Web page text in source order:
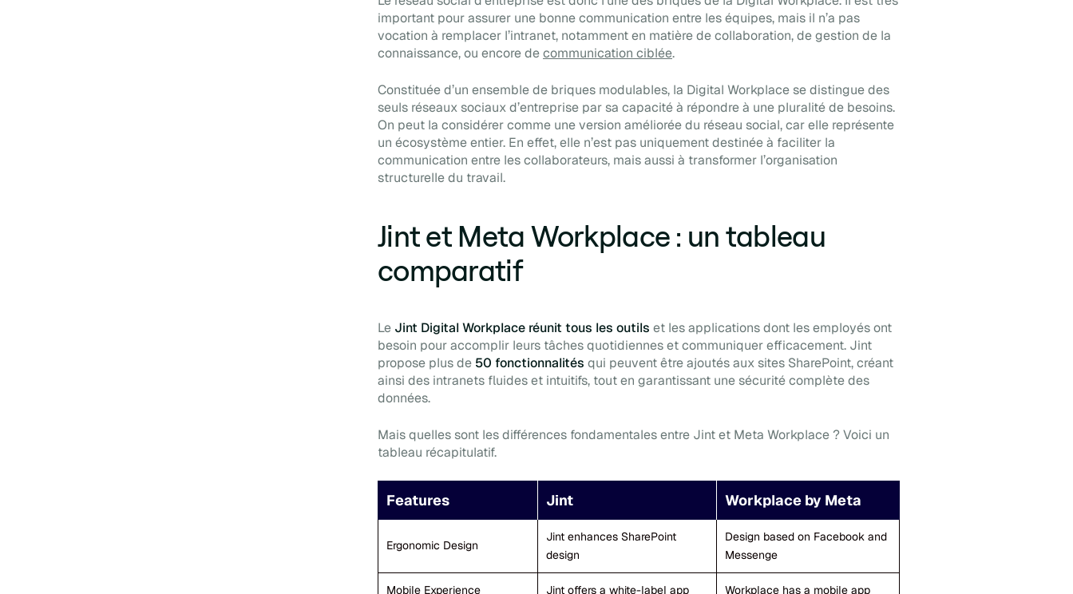
important pour assurer une bonne communication entre les équipes, mais il n’a pas
vocation à remplacer l’intranet, notamment en matière de collaboration, de gestion de la
connaissance, ou encore decommunication ciblée.
Constituée d’un ensemble de briques modulables, la Digital Workplace se distingue des
seuls réseaux sociaux d’entreprise par sa capacité à répondre à une pluralité de besoins.
On peut la considérer comme une version améliorée du réseau social, car elle représente
un écosystème entier. En effet, elle n’est pas uniquement destinée à faciliter la
communication entre les collaborateurs, mais aussi à transformer l’organisation
structurelle du travail.
Jint et Meta Workplace : un tableau
comparatif
Le Jint Digital Workplace réunit tous les outils et les applications dont les employés ont
besoin pour accomplir leurs tâches quotidiennes et communiquer efficacement. Jint
propose plus de 50 fonctionnalités qui peuvent être ajoutés aux sites SharePoint, créant
ainsi des intranets fluides et intuitifs, tout en garantissant une sécurité complète des
données.
Mais quelles sont les différences fondamentales entre Jint et Meta Workplace ? Voici un
tableau récapitulatif.
Features Jint Workplace by Meta
Ergonomic Design
Jint enhances SharePoint
design
Design based on Facebook and
Messenge
Mobile Experience Jint offers a white-label app Workplace has a mobile app